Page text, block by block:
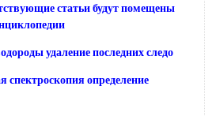
статьи будут помещены
удаление последних следо
спектроскопия определение